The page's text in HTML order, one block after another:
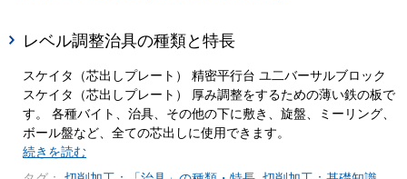
レベル調整治具の種類と特長
スケイタ（芯出しプレート） 精密平行台 ユ二バーサルブロック
スケイタ（芯出しプレート） 厚み調整をするための薄い鉄の板で
す。 各種バイト、治具、その他の下に敷き、旋盤、ミーリング、
ボール盤など、全ての芯出しに使用できます。
続きを読む